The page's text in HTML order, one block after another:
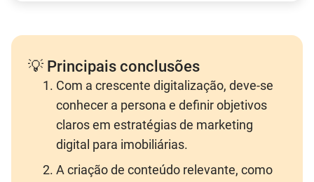
💡 Principais conclusões
Com a crescente digitalização, deve-se
conhecer a persona e definir objetivos
claros em estratégias de marketing
digital para imobiliárias.
A criação de conteúdo relevante, como